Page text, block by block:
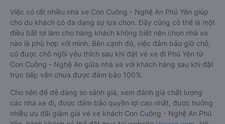
Việc có rất nhiều nhà xe Con Cuông - Nghệ An Phú Yên giúp
cho du khách có đa dạng sự lựa chọn. Đây cũng có thể là một
điều bất lợi làm cho hàng khách không biết nên chọn nhà xe
nào là phù hợp với mình. Bên cạnh đó, việc đảm bảo giữ chỗ,
có được chỗ ngồi yêu thích sau khi đặt vé xe đi Phú Yên từ
Con Cuông - Nghệ An giữa nhà xe với khách hàng sau khi đặt
trực tiếp vẫn chưa được đảm bảo 100%.
Cho nên để dễ dàng so sánh giá, xem đánh giá chất lượng
các nhà xe đi, được đảm bảo quyền lợi cao nhất, được hưởng
nhiều ưu đãi giảm giá vé xe khách Con Cuông - Nghệ An Phú